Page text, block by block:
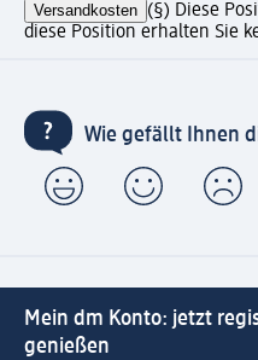
Versandkosten (§) Diese
diese Position erhalten Sie
Wie gefällt Ihnen
Mein dm Konto: jetzt
genießen